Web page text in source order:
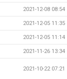
2021-12-08 08:54
2021-12-05 11:35
2021-12-05 11:14
2021-11-26 13:34
2021-10-22 07:21